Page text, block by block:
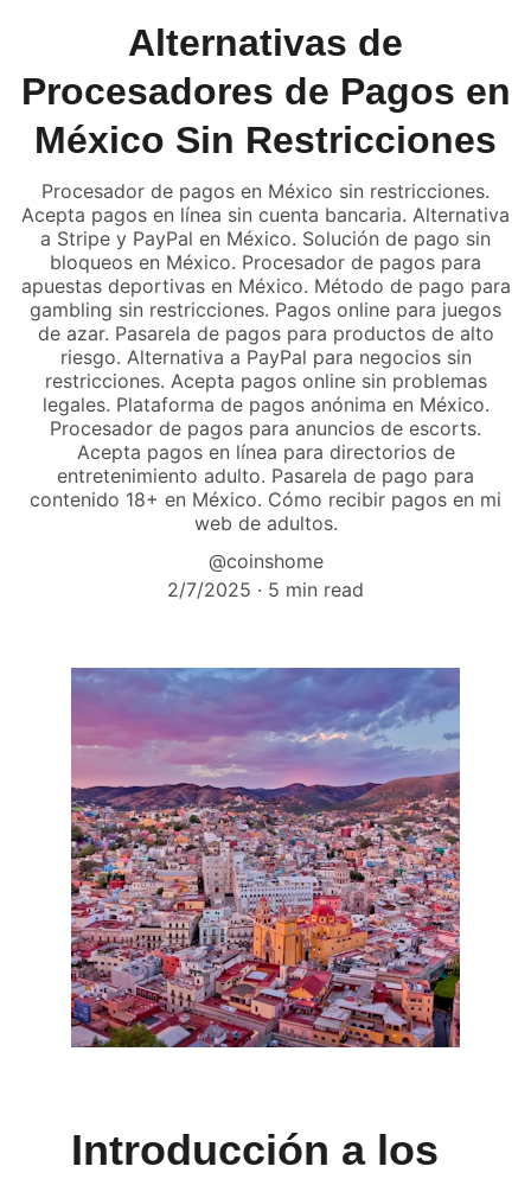
Alternativas de
Procesadores de Pagos en
México Sin Restricciones
Procesador de pagos en México sin restricciones.
Acepta pagos en línea sin cuenta bancaria. Alternativa
a Stripe y PayPal en México. Solución de pago sin
bloqueos en México. Procesador de pagos para
apuestas deportivas en México. Método de pago para
gambling sin restricciones. Pagos online para juegos
de azar. Pasarela de pagos para productos de alto
riesgo. Alternativa a PayPal para negocios sin
restricciones. Acepta pagos online sin problemas
legales. Plataforma de pagos anónima en México.
Procesador de pagos para anuncios de escorts.
Acepta pagos en línea para directorios de
entretenimiento adulto. Pasarela de pago para
contenido 18+ en México. Cómo recibir pagos en mi
web de adultos.
@coinshome
2/7/2025
5 min read
Introducción a los